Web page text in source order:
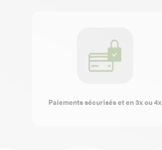
Paiements sécurisés et en 3x ou 4x